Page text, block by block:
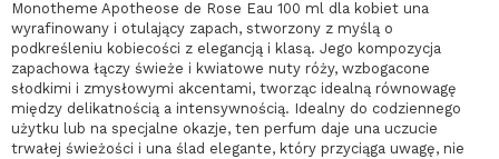
Monotheme Apotheose de Rose Eau 100 ml dla kobiet una
wyrafinowany i otulający zapach, stworzony z myślą o
podkreśleniu kobiecości z elegancją i klasą. Jego kompozycja
zapachowa łączy świeże i kwiatowe nuty róży, wzbogacone
słodkimi i zmysłowymi akcentami, tworząc idealną równowagę
między delikatnością a intensywnością. Idealny do codziennego
użytku lub na specjalne okazje, ten perfum daje una uczucie
trwałej świeżości i una ślad elegante, który przyciąga uwagę, nie